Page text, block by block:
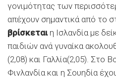
γονιμότητας των
απέχουν σημαντικά από το
βρίσκεταιη Ισλανδία με
παιδιών ανά γυναίκα
(2,08) και Γαλλία(2,05). Στο
Φινλανδία και η Σουηδία